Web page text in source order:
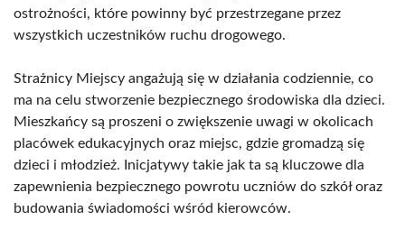
ostrożności, które powinny być przestrzegane przez
wszystkich uczestników ruchu drogowego.
Strażnicy Miejscy angażują się w działania codziennie, co
ma na celu stworzenie bezpiecznego środowiska dla dzieci.
Mieszkańcy są proszeni o zwiększenie uwagi w okolicach
placówek edukacyjnych oraz miejsc, gdzie gromadzą się
dzieci i młodzież. Inicjatywy takie jak ta są kluczowe dla
zapewnienia bezpiecznego powrotu uczniów do szkół oraz
budowania świadomości wśród kierowców.